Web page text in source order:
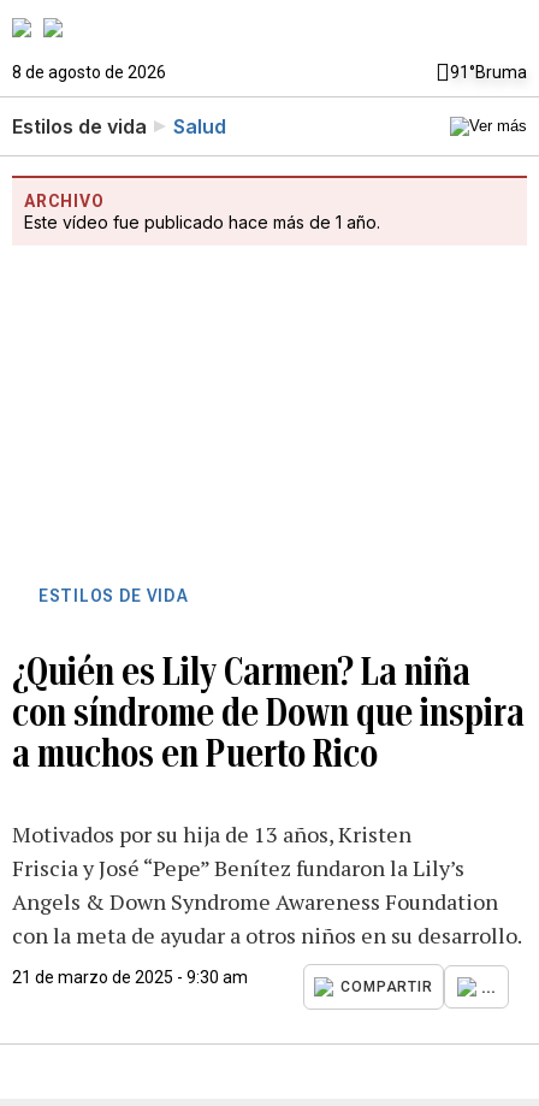
8 de agosto de 2026 91°Bruma
Estilos de vida Salud
ARCHIVO
Este vídeo fue publicado hace más de 1 año.
ESTILOS DE VIDA
¿Quién es Lily Carmen? La niña
con síndrome de Down que inspira
a muchos en Puerto Rico
Motivados por su hija de 13 años, Kristen
Friscia y José “Pepe” Benítez fundaron la Lily’s
Angels & Down Syndrome Awareness Foundation
con la meta de ayudar a otros niños en su desarrollo.
21 de marzo de 2025 - 9:30 am
COMPARTIR ...